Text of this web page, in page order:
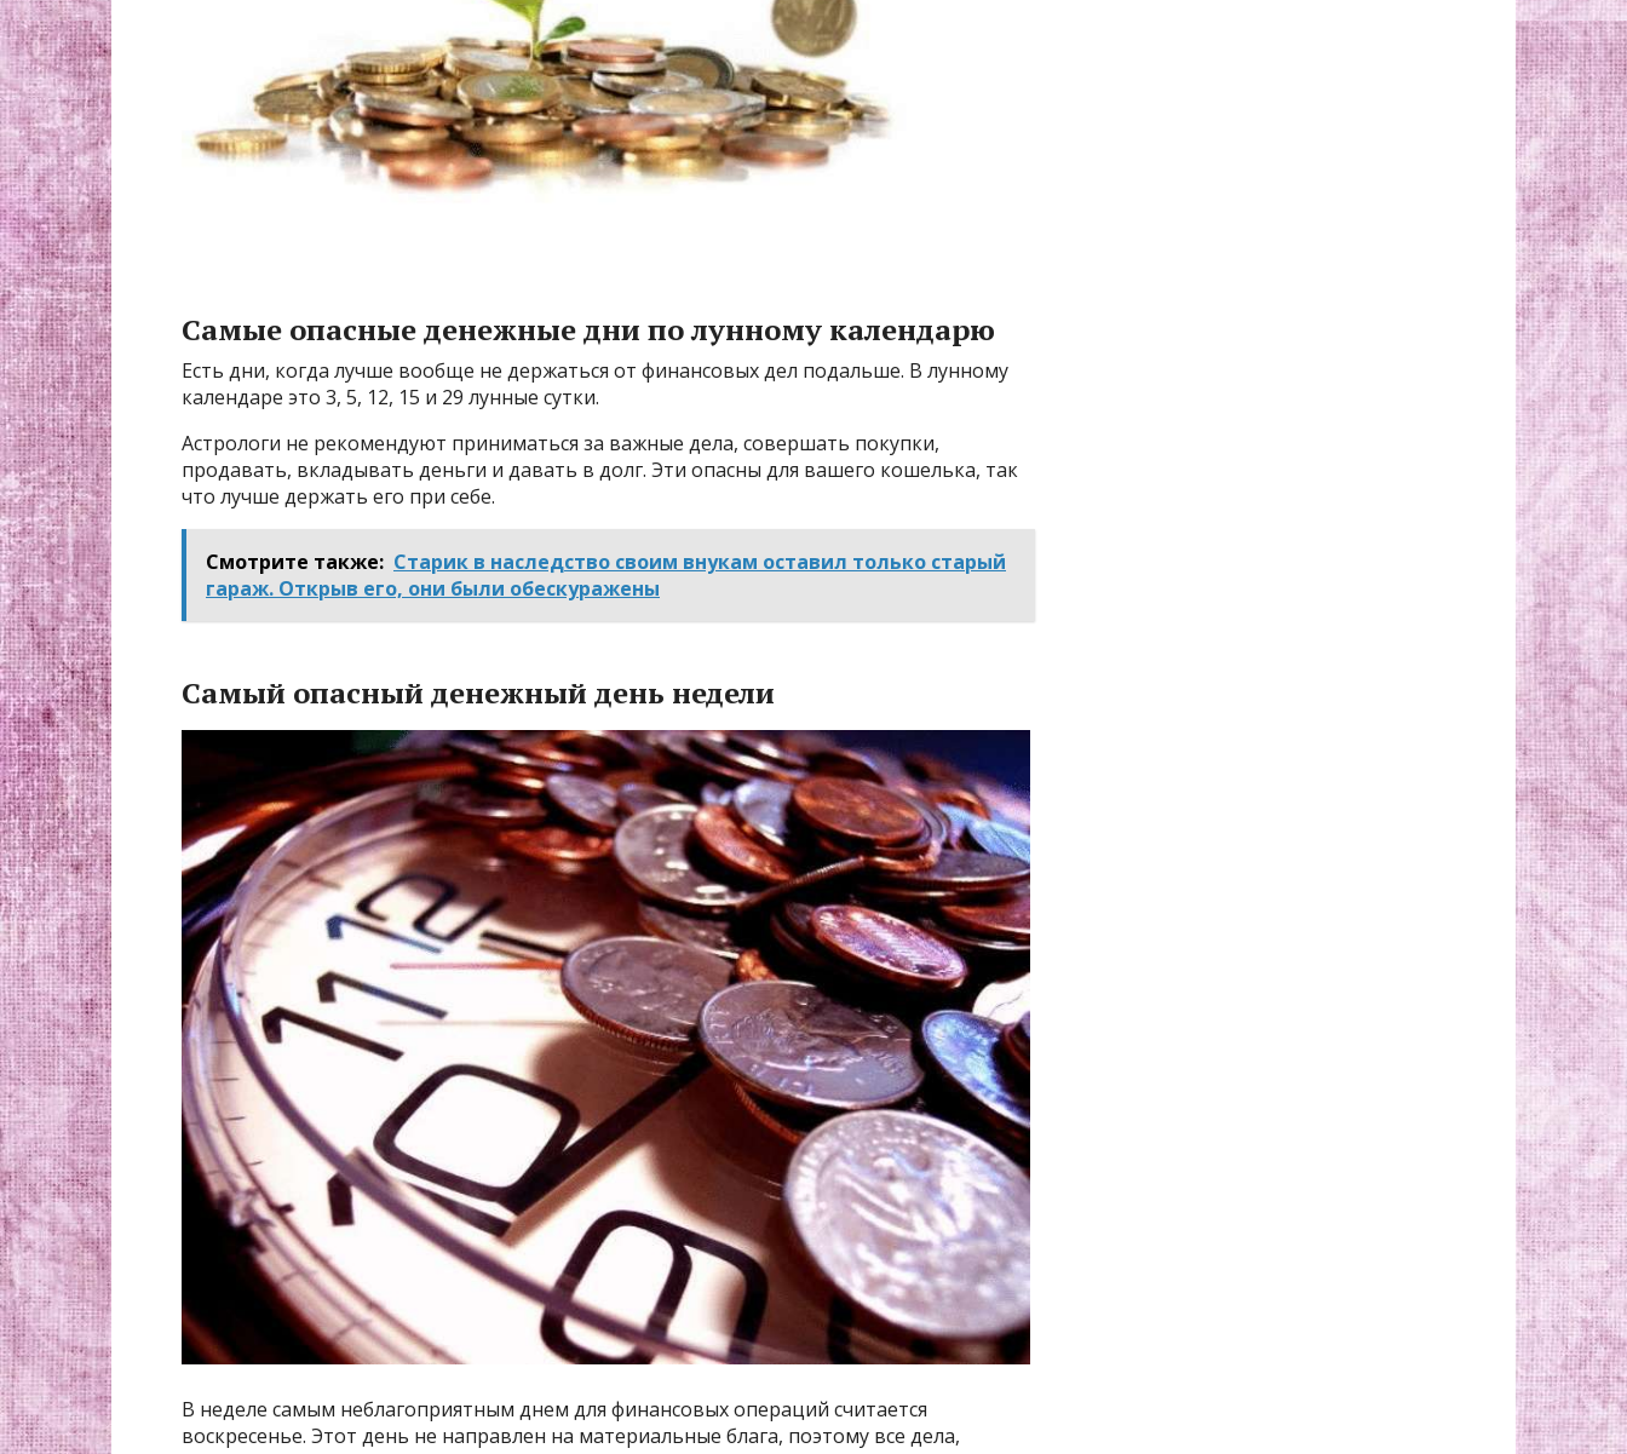
Самые опасные денежные дни по лунному календарю
Есть дни, когда лучше вообще не держаться от финансовых дел подальше. В лунному
календаре это 3, 5, 12, 15 и 29 лунные сутки.
Астрологи не рекомендуют приниматься за важные дела, совершать покупки,
продавать, вкладывать деньги и давать в долг. Эти опасны для вашего кошелька, так
что лучше держать его при себе.
Смотрите также: Старик в наследство своим внукам оставил только старый
гараж. Открыв его, они были обескуражены
Самый опасный денежный день недели
В неделе самым неблагоприятным днем для финансовых операций считается
воскресенье. Этот день не направлен на материальные блага, поэтому все дела,